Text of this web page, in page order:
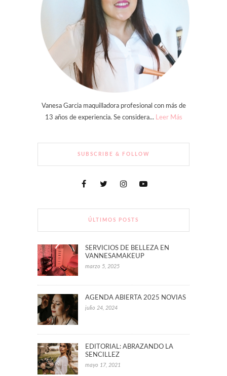
Vanesa Garcia maquilladora profesional con más de
13 años de experiencia. Se considera... Leer Más
SUBSCRIBE & FOLLOW
ÚLTIMOS POSTS
SERVICIOS DE BELLEZA EN
VANNESAMAKEUP
marzo 5, 2025
AGENDA ABIERTA 2025 NOVIAS
julio 24, 2024
EDITORIAL: ABRAZANDO LA
SENCILLEZ
mayo 17, 2021